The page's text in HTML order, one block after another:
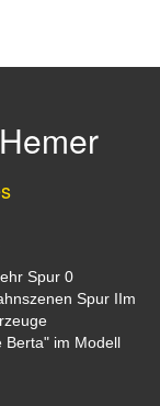
Spur 0
Spur IIm
Berta" im Modell